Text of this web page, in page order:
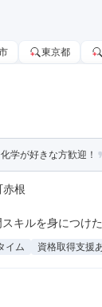
東京都
学が好きな方歓迎！
赤根
キルを身につけ
イム 資格取得支援